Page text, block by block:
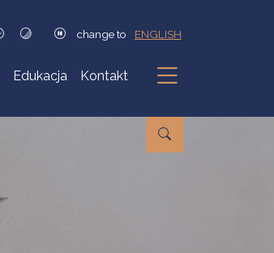
change to ENGLISH
Edukacja Kontakt
Podmenu